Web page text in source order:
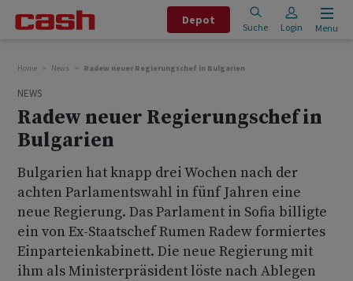
Depot
Suche Login Menu
Home News Radew neuer Regierungschef in Bulgarien
NEWS
Radew neuer Regierungschef in
Bulgarien
Bulgarien hat knapp drei Wochen nach der
achten Parlamentswahl in fünf Jahren eine
neue Regierung. Das Parlament in Sofia billigte
ein von Ex-Staatschef Rumen Radew formiertes
Einparteienkabinett. Die neue Regierung mit
ihm als Ministerpräsident löste nach Ablegen